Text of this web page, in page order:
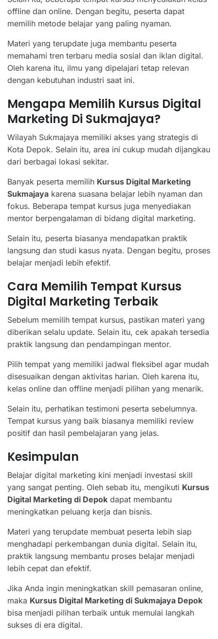
offline dan online. Dengan begitu, peserta dapat
memilih metode belajar yang paling nyaman.
Materi yang terupdate juga membantu peserta
memahami tren terbaru media sosial dan iklan digital.
Oleh karena itu, ilmu yang dipelajari tetap relevan
dengan kebutuhan industri saat ini.
Mengapa Memilih Kursus Digital
Marketing Di Sukmajaya?
Wilayah Sukmajaya memiliki akses yang strategis di
Kota Depok. Selain itu, area ini cukup mudah dijangkau
dari berbagai lokasi sekitar.
Banyak peserta memilih Kursus Digital Marketing
Sukmajaya karena suasana belajar lebih nyaman dan
fokus. Beberapa tempat kursus juga menyediakan
mentor berpengalaman di bidang digital marketing.
Selain itu, peserta biasanya mendapatkan praktik
langsung dan studi kasus nyata. Dengan begitu, proses
belajar menjadi lebih efektif.
Cara Memilih Tempat Kursus
Digital Marketing Terbaik
Sebelum memilih tempat kursus, pastikan materi yang
diberikan selalu update. Selain itu, cek apakah tersedia
praktik langsung dan pendampingan mentor.
Pilih tempat yang memiliki jadwal fleksibel agar mudah
disesuaikan dengan aktivitas harian. Oleh karena itu,
kelas online dan offline menjadi pilihan yang menarik.
Selain itu, perhatikan testimoni peserta sebelumnya.
Tempat kursus yang baik biasanya memiliki review
positif dan hasil pembelajaran yang jelas.
Kesimpulan
Belajar digital marketing kini menjadi investasi skill
yang sangat penting. Oleh sebab itu, mengikuti Kursus
Digital Marketing di Depok dapat membantu
meningkatkan peluang kerja dan bisnis.
Materi yang terupdate membuat peserta lebih siap
menghadapi perkembangan dunia digital. Selain itu,
praktik langsung membantu proses belajar menjadi
lebih cepat dan efektif.
Jika Anda ingin meningkatkan skill pemasaran online,
maka Kursus Digital Marketing di Sukmajaya Depok
bisa menjadi pilihan terbaik untuk memulai langkah
sukses di era digital.